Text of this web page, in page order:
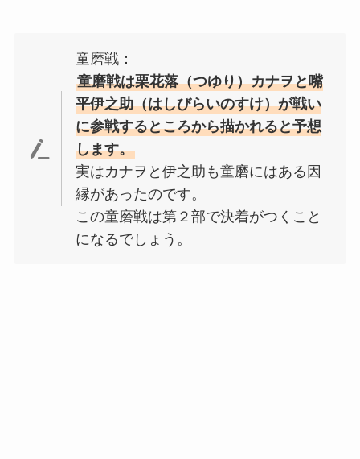
童磨戦：
童磨戦は栗花落（つゆり）カナヲと嘴
平伊之助（はしびらいのすけ）が戦い
に参戦するところから描かれると予想
します。
実はカナヲと伊之助も童磨にはある因
縁があったのです。
この童磨戦は第２部で決着がつくこと
になるでしょう。